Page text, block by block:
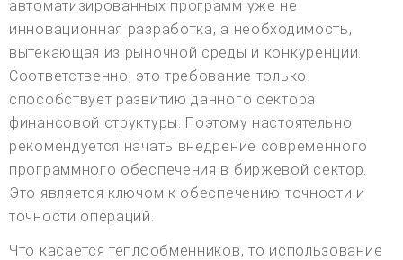
автоматизированных программ уже не
инновационная разработка, а необходимость,
вытекающая из рыночной среды и конкуренции.
Соответственно, это требование только
способствует развитию данного сектора
финансовой структуры. Поэтому настоятельно
рекомендуется начать внедрение современного
программного обеспечения в биржевой сектор.
Это является ключом к обеспечению точности и
точности операций.
Что касается теплообменников, то использование